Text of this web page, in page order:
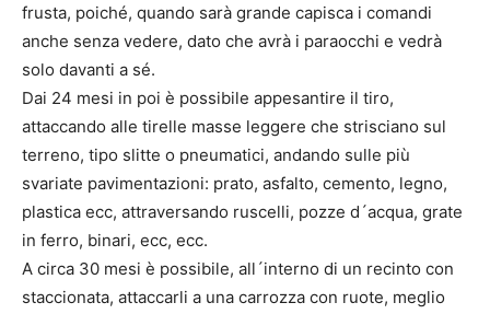
frusta, poiché, quando sarà grande capisca i comandi
anche senza vedere, dato che avrà i paraocchi e vedrà
solo davanti a sé.
Dai 24 mesi in poi è possibile appesantire il tiro,
attaccando alle tirelle masse leggere che strisciano sul
terreno, tipo slitte o pneumatici, andando sulle più
svariate pavimentazioni: prato, asfalto, cemento, legno,
plastica ecc, attraversando ruscelli, pozze d´acqua, grate
in ferro, binari, ecc, ecc.
A circa 30 mesi è possibile, all´interno di un recinto con
staccionata, attaccarli a una carrozza con ruote, meglio